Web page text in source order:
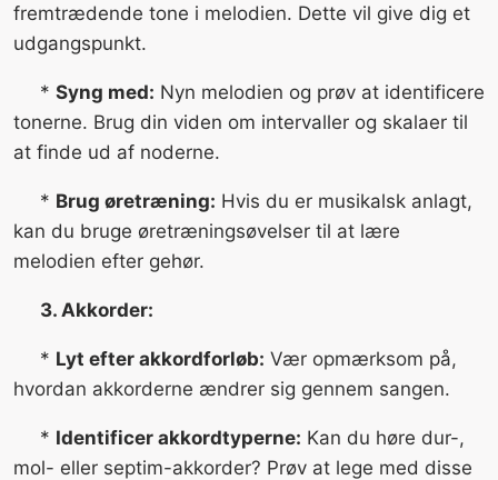
fremtrædende tone i melodien. Dette vil give dig et
udgangspunkt.
* Syng med: Nyn melodien og prøv at identificere
tonerne. Brug din viden om intervaller og skalaer til
at finde ud af noderne.
* Brug øretræning: Hvis du er musikalsk anlagt,
kan du bruge øretræningsøvelser til at lære
melodien efter gehør.
3. Akkorder:
* Lyt efter akkordforløb: Vær opmærksom på,
hvordan akkorderne ændrer sig gennem sangen.
* Identificer akkordtyperne: Kan du høre dur-,
mol- eller septim-akkorder? Prøv at lege med disse